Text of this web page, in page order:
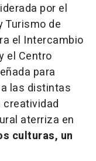
por el
Turismo de
el Intercambio
el Centro
para
las distintas
aterriza en
culturas, un